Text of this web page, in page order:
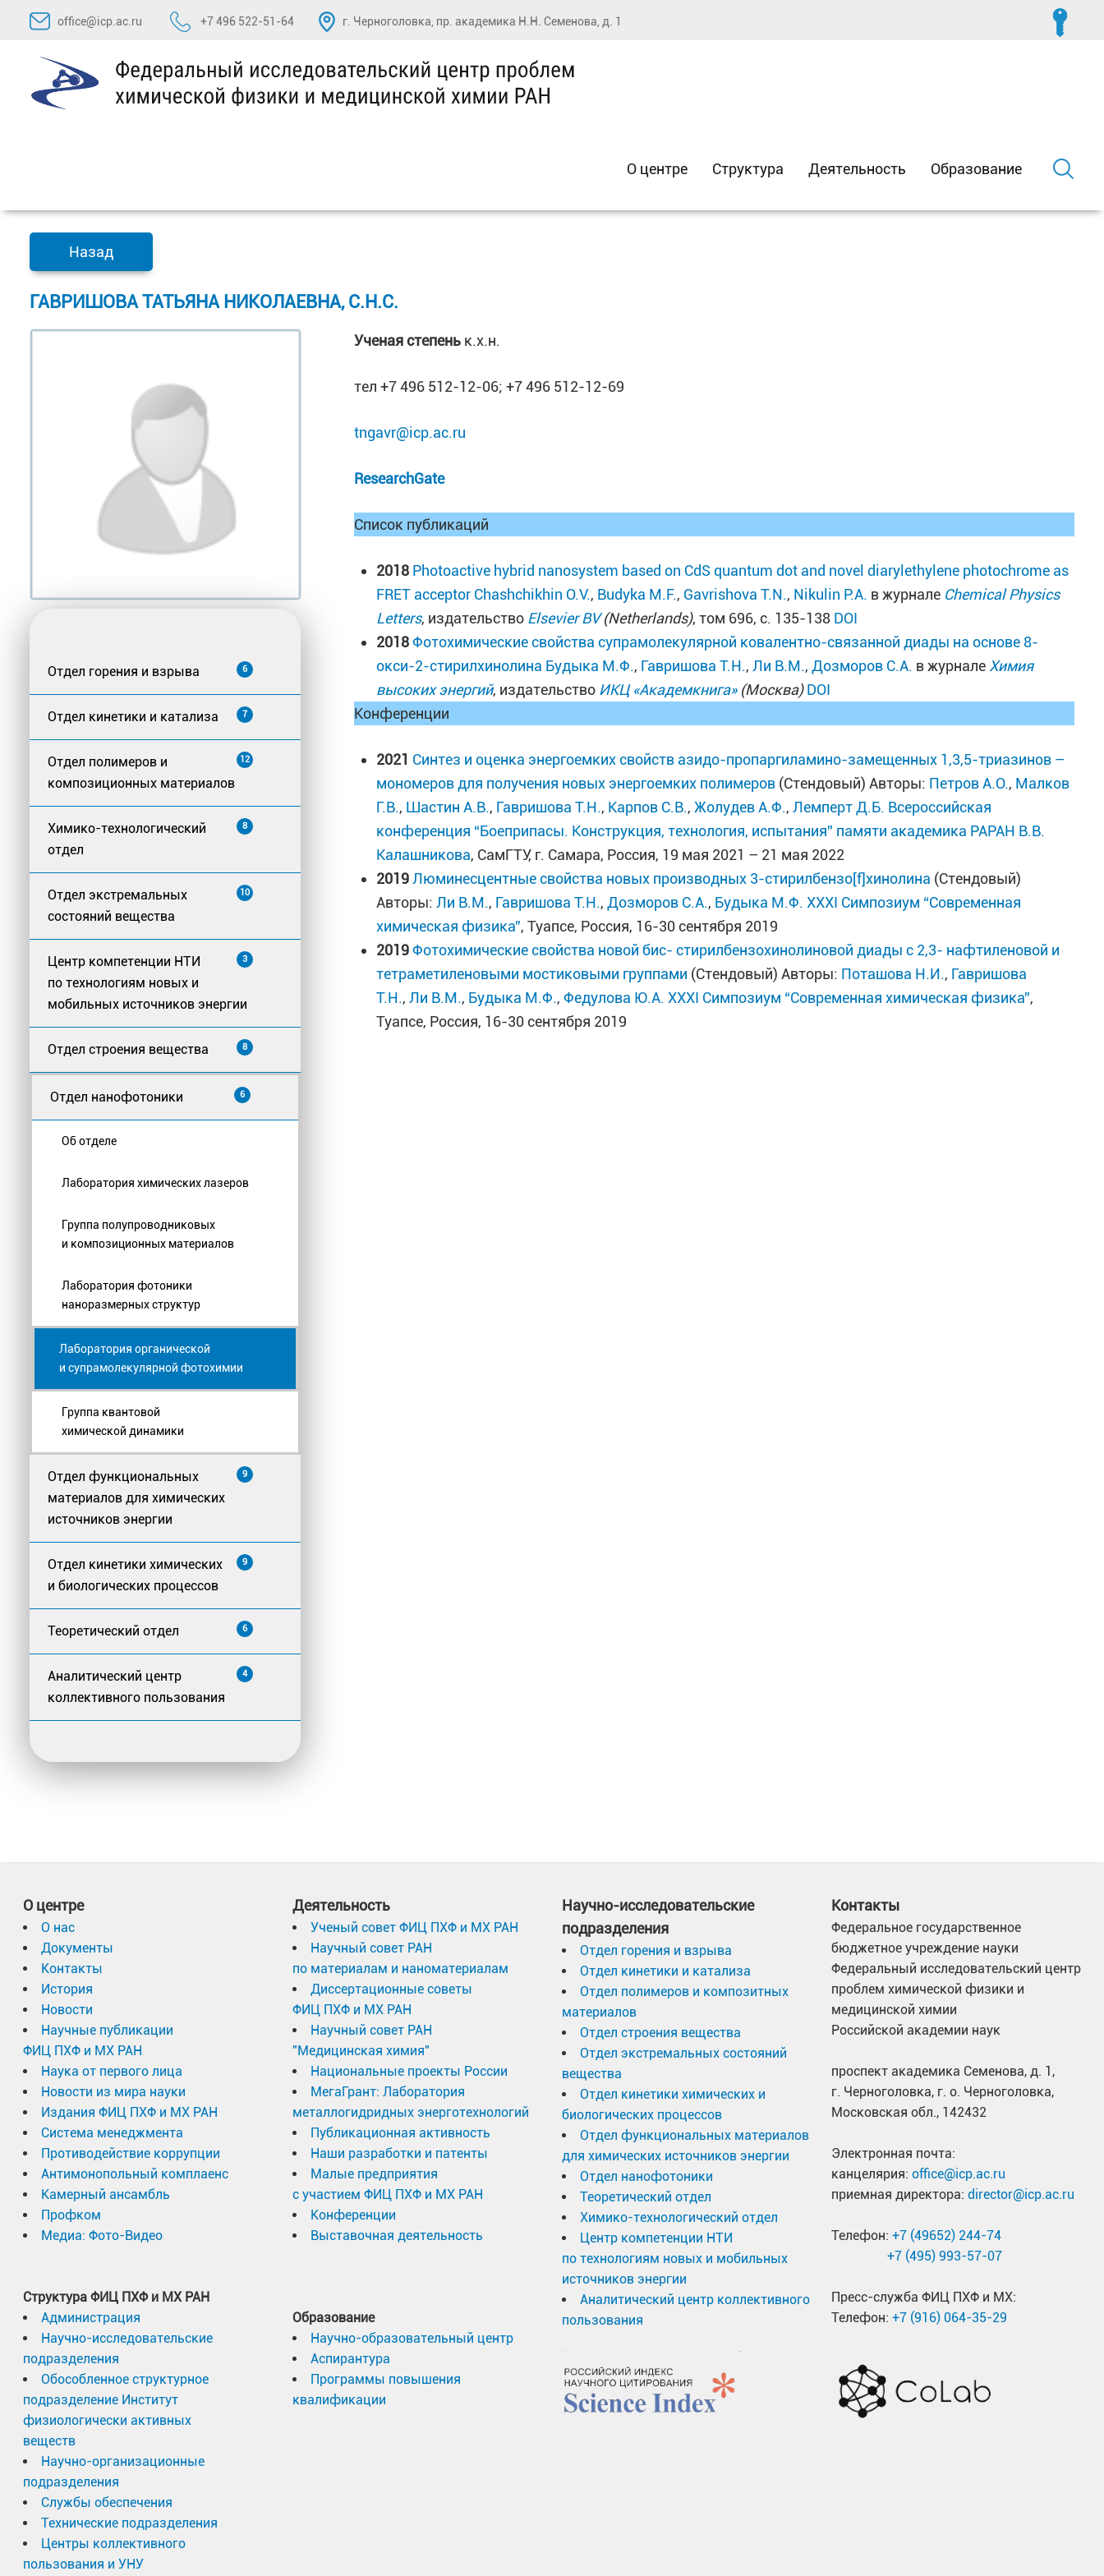
Перейти
содержимому
office@icp.ac.ru +7 496 522-51-64 г. Черноголовка, пр. академика Н.Н. Семенова, д. 1
О центре Структура Деятельность Образование
Назад
ГАВРИШОВА ТАТЬЯНА НИКОЛАЕВНА, С.Н.С.
Отдел горения и взрыва 6
Отдел кинетики и катализа 7
Отдел полимеров и
композиционных материалов
12
Химико-технологический
отдел
8
Отдел экстремальных
состояний вещества
10
Центр компетенции НТИ
по технологиям новых и
мобильных источников энергии
3
Отдел строения вещества 8
Отдел нанофотоники 6
Об отделе
Лаборатория химических лазеров
Группа полупроводниковых
и композиционных материалов
Лаборатория фотоники
наноразмерных структур
Лаборатория органической
и супрамолекулярной фотохимии
Группа квантовой
химической динамики
Отдел функциональных
материалов для химических
источников энергии
9
Отдел кинетики химических
и биологических процессов
9
Теоретический отдел 6
Аналитический центр
коллективного пользования
4
Ученая степень к.х.н.
тел +7 496 512-12-06; +7 496 512-12-69
tngavr@icp.ac.ru
ResearchGate
Список публикаций
2018 Photoactive hybrid nanosystem based on CdS quantum dot and novel diarylethylene photochrome as
FRET acceptor Chashchikhin O.V., Budyka M.F., Gavrishova T.N., Nikulin P.A. в журнале Chemical Physics
Letters, издательство Elsevier BV(Netherlands), том 696, с. 135-138 DOI
2018Фотохимические свойства супрамолекулярной ковалентно-связанной диады на основе 8-
окси-2-стирилхинолина Будыка М.Ф., Гавришова Т.Н.,Ли В.М.,Дозморов С.А. в журнале Химия
высоких энергий, издательство ИКЦ «Академкнига»(Москва) DOI
Конференции
2021 Синтез и оценка энергоемких свойств азидо-пропаргиламино-замещенных 1,3,5-триазинов –
мономеров для получения новых энергоемких полимеров (Стендовый) Авторы: Петров А.О., Малков
Г.В., Шастин А.В., Гавришова Т.Н., Карпов С.В.,Жолудев А.Ф.,Лемперт Д.Б. Всероссийская
конференция “Боеприпасы. Конструкция, технология, испытания” памяти академика РАРАН В.В.
Калашникова, СамГТУ, г. Самара, Россия, 19 мая 2021 – 21 мая 2022
2019Люминесцентные свойства новых производных 3-стирилбензо[f]хинолина (Стендовый)
Авторы:Ли В.М., Гавришова Т.Н.,Дозморов С.А., Будыка М.Ф. XXXI Симпозиум “Современная
химическая физика”, Туапсе, Россия, 16-30 сентября 2019
2019Фотохимические свойства новой бис- стирилбензохинолиновой диады с 2,3- нафтиленовой и
тетраметиленовыми мостиковыми группами (Стендовый) Авторы: Поташова Н.И., Гавришова
Т.Н.,Ли В.М., Будыка М.Ф.,Федулова Ю.А. XXXI Симпозиум “Современная химическая физика”,
Туапсе, Россия, 16-30 сентября 2019
О центре
О нас
Документы
Контакты
История
Новости
Научные публикации
ФИЦ ПХФ и МХ РАН
Наука от первого лица
Новости из мира науки
Издания ФИЦ ПХФ и МХ РАН
Система менеджмента
Противодействие коррупции
Антимонопольный комплаенс
Камерный ансамбль
Профком
Медиа: Фото-Видео
Структура ФИЦ ПХФ и МХ РАН
Администрация
Научно-исследовательские
подразделения
Обособленное структурное
подразделение Институт
физиологически активных
веществ
Научно-организационные
подразделения
Службы обеспечения
Технические подразделения
Центры коллективного
пользования и УНУ
Деятельность
Ученый совет ФИЦ ПХФ и МХ РАН
Научный совет РАН
по материалам и наноматериалам
Диссертационные советы
ФИЦ ПХФ и МХ РАН
Научный совет РАН
"Медицинская химия"
Национальные проекты России
МегаГрант: Лаборатория
металлогидридных энерготехнологий
Публикационная активность
Наши разработки и патенты
Малые предприятия
с участием ФИЦ ПХФ и МХ РАН
Конференции
Выставочная деятельность
Образование
Научно-образовательный центр
Аспирантура
Программы повышения
квалификации
Научно-исследовательские
подразделения
Отдел горения и взрыва
Отдел кинетики и катализа
Отдел полимеров и композитных
материалов
Отдел строения вещества
Отдел экстремальных состояний
вещества
Отдел кинетики химических и
биологических процессов
Отдел функциональных материалов
для химических источников энергии
Отдел нанофотоники
Теоретический отдел
Химико-технологический отдел
Центр компетенции НТИ
по технологиям новых и мобильных
источников энергии
Аналитический центр коллективного
пользования
Контакты
Федеральное государственное
бюджетное учреждение науки
Федеральный исследовательский центр
проблем химической физики и
медицинской химии
Российской академии наук
проспект академика Семенова, д. 1,
г. Черноголовка, г. о. Черноголовка,
Московская обл., 142432
Электронная почта:
канцелярия: office@icp.ac.ru
приемная директора: director@icp.ac.ru
Телефон: +7 (49652) 244-74
+7 (495) 993-57-07
Пресс-служба ФИЦ ПХФ и МХ:
Телефон: +7 (916) 064-35-29